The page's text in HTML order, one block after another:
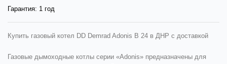
Гарантия: 1 год
Купить газовый котел DD Demrad Adonis B 24 в ДНР с доставкой
Газовые дымоходные котлы серии «Adonis» предназначены для